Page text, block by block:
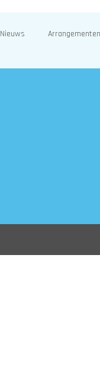
Nieuws Arrangementen